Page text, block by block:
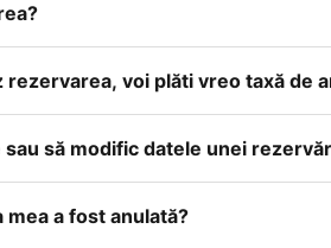
rezervarea, voi plăti vreo taxă de
să modific datele unei
a fost anulată?